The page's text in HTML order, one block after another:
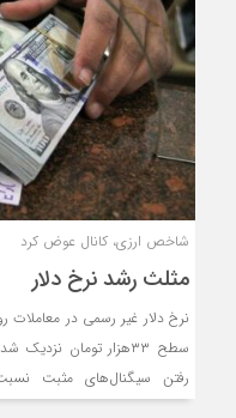
شاخص ارزی، کانال عوض کرد
مثلث رشد نرخ دلار
سطح ۳۳هزار تومان
رفتن سیگنال‌های مثبت